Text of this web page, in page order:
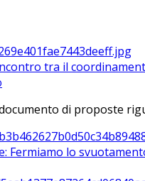
tra il
di proposte
Fermiamo lo